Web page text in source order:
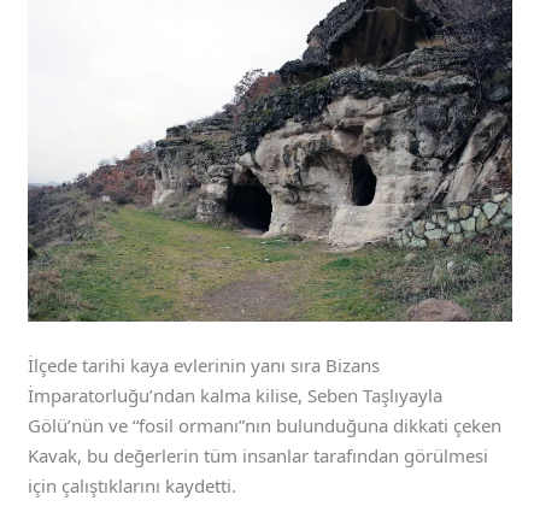
İlçede tarihi kaya evlerinin yanı sıra Bizans
İmparatorluğu’ndan kalma kilise, Seben Taşlıyayla
Gölü’nün ve “fosil ormanı”nın bulunduğuna dikkati çeken
Kavak, bu değerlerin tüm insanlar tarafından görülmesi
için çalıştıklarını kaydetti.